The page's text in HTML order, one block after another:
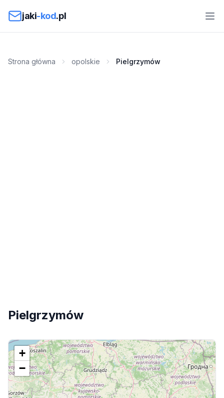
jaki-kod.pl
Strona główna opolskie Pielgrzymów
Pielgrzymów
+
−